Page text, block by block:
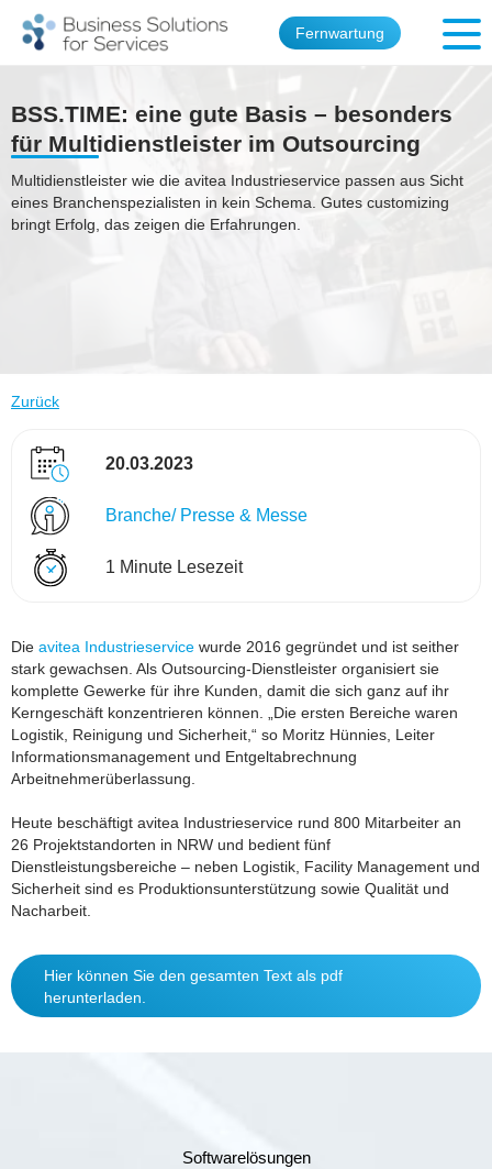
Fernwartung
BSS.TIME: eine gute Basis – besonders
für Multidienstleister im Outsourcing
Multidienstleister wie die avitea Industrieservice passen aus Sicht
eines Branchenspezialisten in kein Schema. Gutes customizing
bringt Erfolg, das zeigen die Erfahrungen.
Zurück
20.03.2023
Branche/ Presse & Messe
1 Minute Lesezeit
Die avitea Industrieservice wurde 2016 gegründet und ist seither
stark gewachsen. Als Outsourcing-Dienstleister organisiert sie
komplette Gewerke für ihre Kunden, damit die sich ganz auf ihr
Kerngeschäft konzentrieren können. „Die ersten Bereiche waren
Logistik, Reinigung und Sicherheit,“ so Moritz Hünnies, Leiter
Informationsmanagement und Entgeltabrechnung
Arbeitnehmerüberlassung.
Heute beschäftigt avitea Industrieservice rund 800 Mitarbeiter an
26 Projektstandorten in NRW und bedient fünf
Dienstleistungsbereiche – neben Logistik, Facility Management und
Sicherheit sind es Produktionsunterstützung sowie Qualität und
Nacharbeit.
Hier können Sie den gesamten Text als pdf
herunterladen.
Softwarelösungen